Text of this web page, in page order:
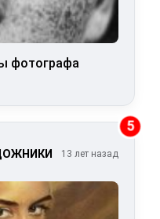
фотографа
5
13 лет назад